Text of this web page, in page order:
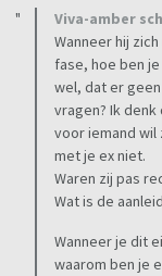
Viva-amber
Wanneer hij
fase, hoe ben
wel, dat er
vragen? Ik
voor iemand wil
met je ex niet.
Waren zij pas
Wat is de
Wanneer je dit
waarom ben je